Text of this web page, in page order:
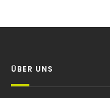
ÜBER UNS